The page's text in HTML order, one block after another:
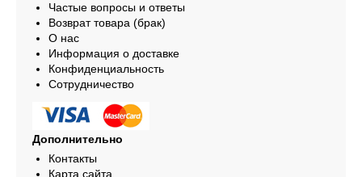
Частые вопросы и ответы
Возврат товара (брак)
О нас
Информация о доставке
Конфиденциальность
Сотрудничество
Дополнительно
Контакты
Карта сайта